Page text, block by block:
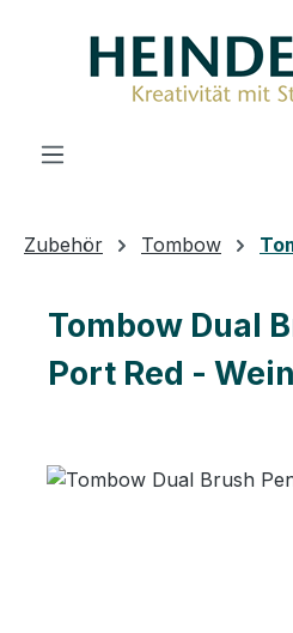
Zubehör Tombow
Tombow Dual
Port Red -